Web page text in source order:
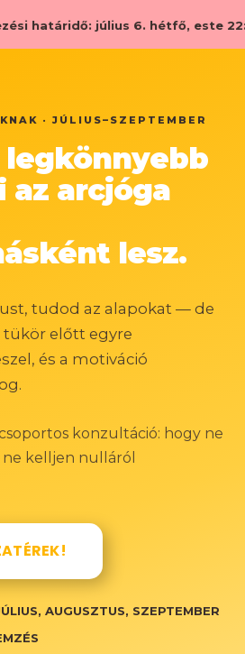
július 6. hétfő, este 22:00 — utána
· JÚLIUS–SZEPTEMBER
legkönnyebb
az arcjóga
lesz.
tudod az alapokat — de
előtt egyre
és a motiváció
konzultáció: hogy ne
kelljen nulláról
AUGUSZTUS, SZEPTEMBER